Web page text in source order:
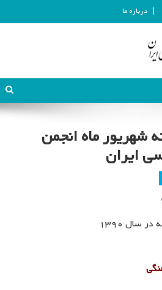
درباره ما
درسی ایران
شهریور ماه انجمن
ایران
سال ۱۳۹۰